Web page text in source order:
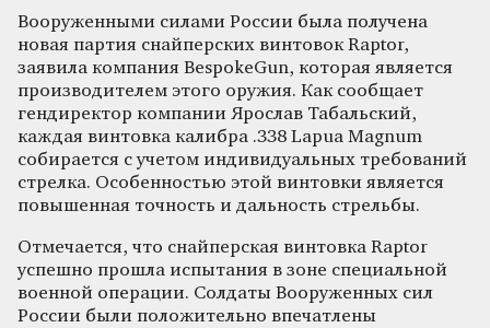
Вооруженными силами России была получена
новая партия снайперских винтовок Raptor,
заявила компания BespokeGun, которая является
производителем этого оружия. Как сообщает
гендиректор компании Ярослав Табальский,
каждая винтовка калибра .338 Lapua Magnum
собирается с учетом индивидуальных требований
стрелка. Особенностью этой винтовки является
повышенная точность и дальность стрельбы.
Отмечается, что снайперская винтовка Raptor
успешно прошла испытания в зоне специальной
военной операции. Солдаты Вооруженных сил
России были положительно впечатлены